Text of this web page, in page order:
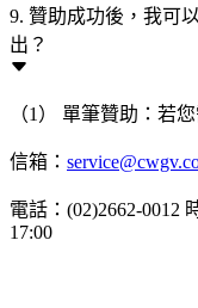
9. 贊助成功後，我可
出？
（1） 單筆贊助：若
信箱：
電話：(02)2662-0012
17:00